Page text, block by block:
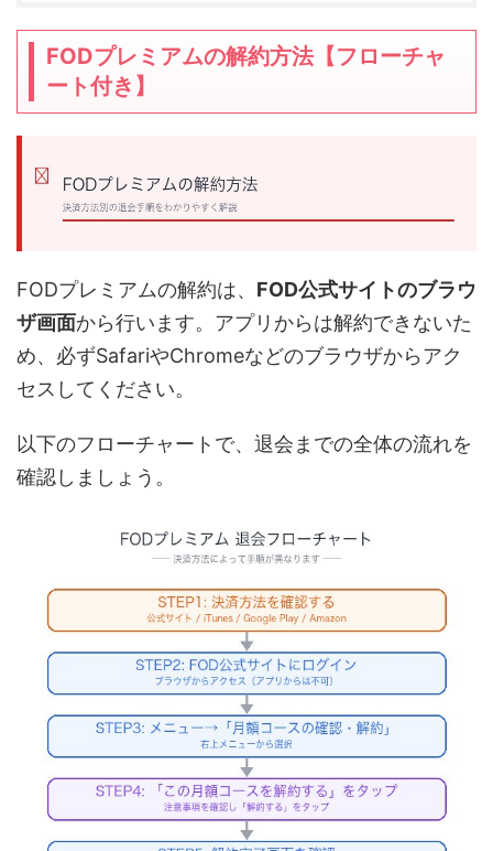
FODプレミアムの解約方法【フローチャ
ート付き】
FODプレミアムの解約は、 FOD公式サイトのブラウ
ザ画面から行います。アプリからは解約できないた
め、必ずSafariやChromeなどのブラウザからアク
セスしてください。
以下のフローチャートで、退会までの全体の流れを
確認しましょう。